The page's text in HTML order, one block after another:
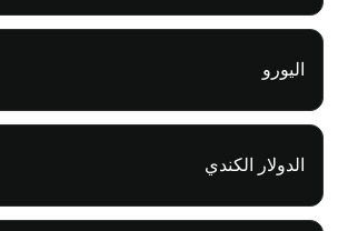
اليورو
الدولار الكندي